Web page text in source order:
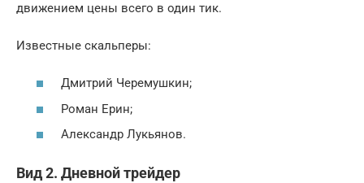
движением цены всего в один тик.
Известные скальперы:
Дмитрий Черемушкин;
Роман Ерин;
Александр Лукьянов.
Вид 2. Дневной трейдер